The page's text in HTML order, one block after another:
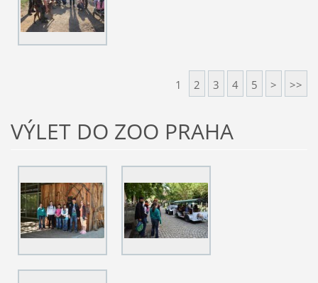
1 2 3 4 5 > >>
VÝLET DO ZOO PRAHA